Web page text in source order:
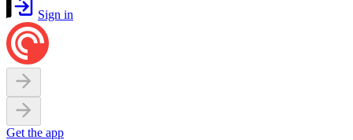
Sign in
Get the app